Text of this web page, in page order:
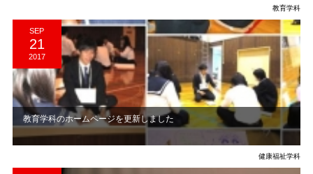
教育学科
SEP
21
2017
教育学科のホームページを更新しました
健康福祉学科